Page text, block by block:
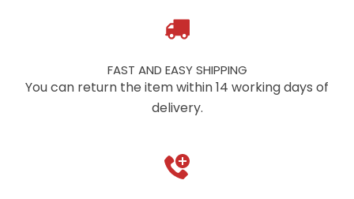
FAST AND EASY SHIPPING
You can return the item within 14 working days of
delivery.